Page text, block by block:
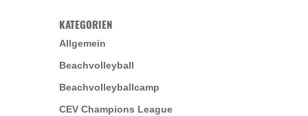
KATEGORIEN
Allgemein
Beachvolleyball
Beachvolleyballcamp
CEV Champions League